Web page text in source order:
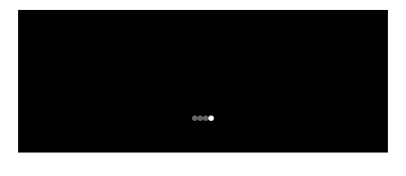
דקיק ואלסטי לנשיאת עד 4 כרטיסים
עבור לפריט 1
עבור לפריט 2
עבור לפריט 3
עבור לפריט 4